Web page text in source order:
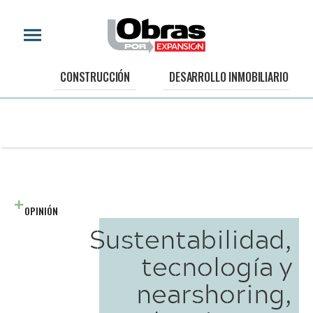
CONSTRUCCIÓN DESARROLLO INMOBILIARIO
OPINIÓN
Sustentabilidad,
tecnología y
nearshoring,